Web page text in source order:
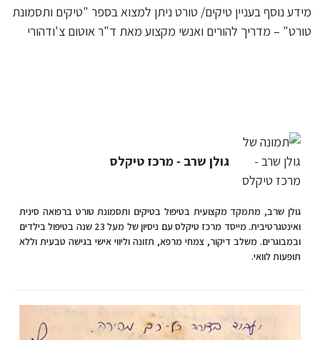
מידע נוסף בעניין טיקים/ טורט ניתן למצוא בספר "טיקים ותסמונת
טורט" – מדריך להורים ואנשי מקצוע מאת ד"ר אוטום צ'ודהורי
גולן שרב - מרכז טיקלס
גולן שרב, מתמקד מקצועית בטיפול בטיקים ותסמונת טורט ברפואה סינית
ואינטגרטיבית. מייסד מרכז טיקלס עם ניסיון של מעל 23 שנה בטיפול בילדים
ובמבוגרים. משלב דיקור, צמחי מרפא, תזונה וליווי אישי בגישה טבעית וללא
תופעות לוואי.